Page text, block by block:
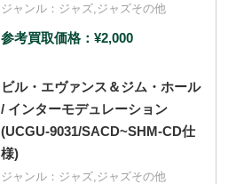
ジャンル： ジャズ ジャズその他
参考買取価格：¥2,000
ビル・エヴァンス＆ジム・ホール
/ インターモデュレーション
(UCGU-9031/SACD~SHM-CD仕
様)
ジャンル： ジャズ ジャズその他